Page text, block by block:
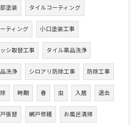
塗装 タイルコーティング
ティング 小口塗装工事
シ取替工事 タイル薬品洗浄
洗浄 シロアリ防除工事 防除工事
時期 春 虫 入居 退去
張替 網戸修繕 お風呂清掃